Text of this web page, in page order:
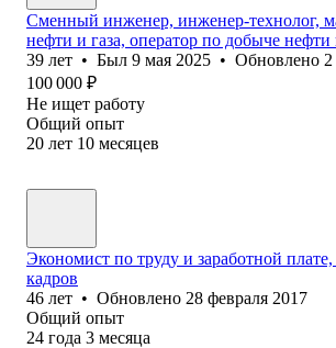
Сменный инженер, инженер-технолог,
нефти и газа, оператор по добыче нефти
39 лет • Был 9 мая 2025 • Обновлено
100 000 ₽
Не ищет работу
Общий опыт
20 лет 10 месяцев
Экономист по труду и заработной
кадров
46 лет • Обновлено 28 февраля 2017
Общий опыт
24 года 3 месяца